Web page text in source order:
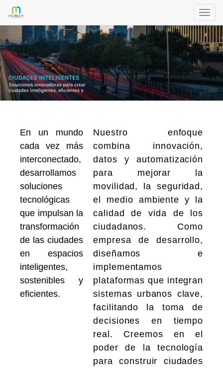
En un mundo
cada vez más
interconectado,
desarrollamos
soluciones
tecnológicas
que impulsan la
transformación
de las ciudades
en espacios
inteligentes,
sostenibles y
eficientes.
Nuestro enfoque
combina innovación,
datos y automatización
para mejorar la
movilidad, la seguridad,
el medio ambiente y la
calidad de vida de los
ciudadanos. Como
empresa de desarrollo,
diseñamos e
implementamos
plataformas que integran
sistemas urbanos clave,
facilitando la toma de
decisiones en tiempo
real. Creemos en el
poder de la tecnología
para construir ciudades